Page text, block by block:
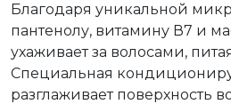
Благодаря уникальной
пантенолу, витамину В7 и
ухаживает за волосами,
Специальная
разглаживает поверхность